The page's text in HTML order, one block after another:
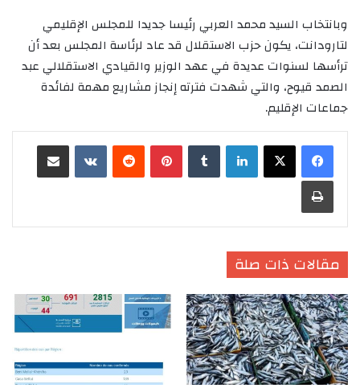
وبانتخاب السيد محمد العربي رئيسا جديدا للمجلس الإقليمي
لتارودانت، يكون حزب الاستقلال قد عاد لرئاسة المجلس بعد أن
ترأسها لسنوات عديدة في عهد الوزير والقيادي الاستقلالي عبد
الصمد قيوح، والتي شهدت فترته إنجاز مشاريع مهمة لفائدة
جماعات الإقليم.
لينكدإن بينتيريست
طباعة
مقالات ذات صلة